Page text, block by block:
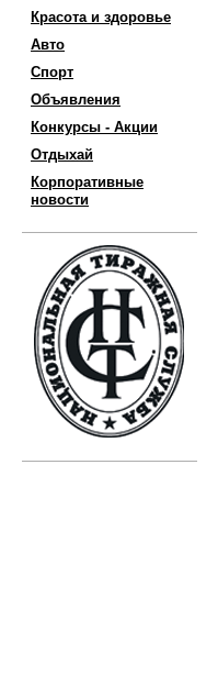
Красота и здоровье
Авто
Спорт
Объявления
Конкурсы - Акции
Отдыхай
Корпоративные
новости